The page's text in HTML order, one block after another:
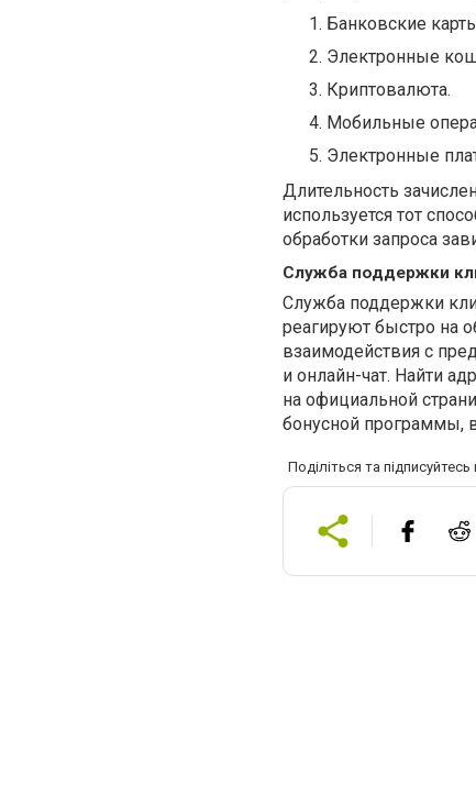
Банковские
Электронные
Криптовалюта.
Мобильные
Электронные
Длительность
используется тот
обработки запроса
Служба поддержки
Служба поддержки
реагируют быстро на
взаимодействия с
и онлайн-чат. Найти
на официальной
бонусной программы,
Поділіться та